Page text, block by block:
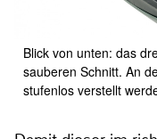
Blick von unten: das
sauberen Schnitt. An
stufenlos verstellt